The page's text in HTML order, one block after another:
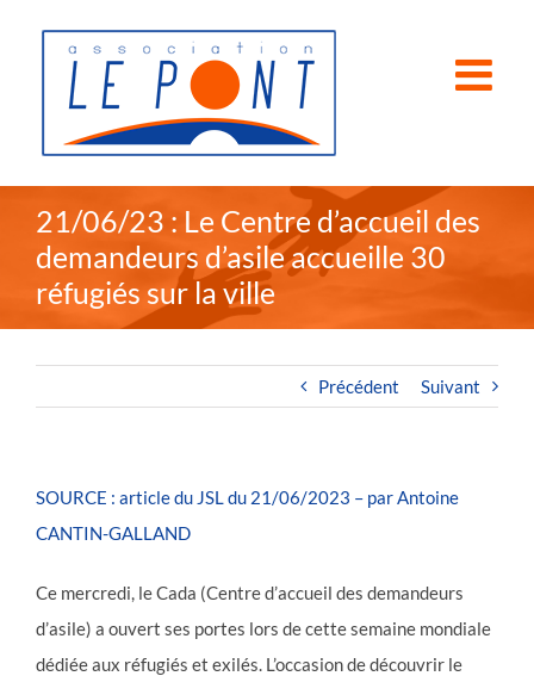
21/06/23 : Le Centre d’accueil des
demandeurs d’asile accueille 30
réfugiés sur la ville
Précédent Suivant
SOURCE : article du JSL du 21/06/2023 – par Antoine
CANTIN-GALLAND
Ce mercredi, le Cada (Centre d’accueil des demandeurs
d’asile) a ouvert ses portes lors de cette semaine mondiale
dédiée aux réfugiés et exilés. L’occasion de découvrir le